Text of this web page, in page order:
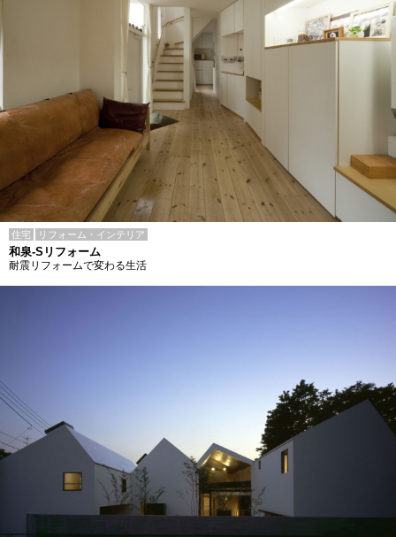
住宅 リフォーム・インテリア
和泉-Sリフォーム
耐震リフォームで変わる生活